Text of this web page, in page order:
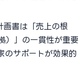
画書は「売上の根
）」の一貫性が重要
のサポートが効果的